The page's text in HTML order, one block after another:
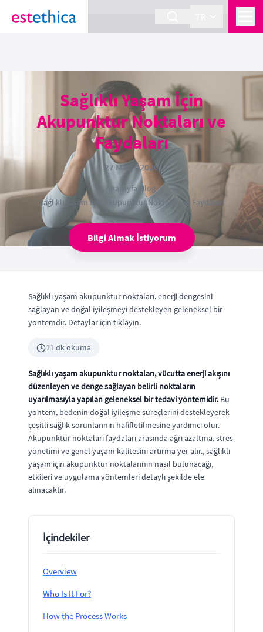
section Service {
Sağlıklı Yaşam İçin
Akupunktur Noktaları ve
Faydaları
27 Mayıs 2026
Anasayfa› Blog›
Sağlıklı Yaşam İçin Akupunktur Noktaları ve Faydaları
Bilgi Almak İstiyorum
Sağlıklı yaşam akupunktur noktaları, enerji dengesini
sağlayan ve doğal iyileşmeyi destekleyen geleneksel bir
yöntemdir. Detaylar için tıklayın.
11 dk okuma
Sağlıklı yaşam akupunktur noktaları, vücutta enerji akışını
düzenleyen ve denge sağlayan belirli noktaların
uyarılmasıyla yapılan geleneksel bir tedavi yöntemidir. Bu
yöntem, bedenin doğal iyileşme süreçlerini destekleyerek
çeşitli sağlık sorunlarının hafifletilmesine yardımcı olur.
Akupunktur noktaları faydaları arasında ağrı azaltma, stres
yönetimi ve genel yaşam kalitesini artırma yer alır., sağlıklı
yaşam için akupunktur noktalarının nasıl bulunacağı,
etkileri ve uygulama yöntemleri detaylı şekilde ele
alınacaktır.
İçindekiler
Overview
Who Is It For?
How the Process Works